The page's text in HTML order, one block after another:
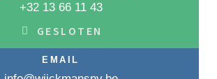
+32 13 66 11 43
GESLOTEN
EMAIL